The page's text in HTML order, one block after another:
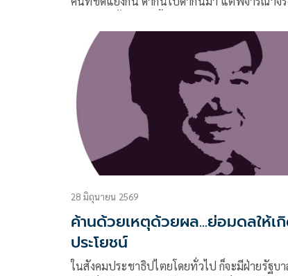
ใช้ไม่ดี รัฐบาลก็ทำหลายอย่างที่ไม่ดี
28 มิถุนายน 2569
ค้านด้วยเหตุด้วยผล...ย่อมดลให้เ
ประโยชน์
ในสังคมประชาธิปไตยโดยทั่วไป ก็จะมีฝ่ายรัฐบ